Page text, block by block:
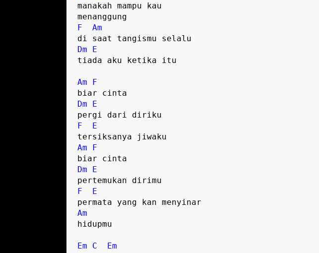
manakah mampu kau
F
Am
Dm
E
tiada aku ketika itu
Am
F
Dm
E
F
E
Am
F
Dm
E
F
E
Am
hidupmu
Em C Em